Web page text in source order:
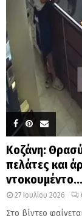
Κοζάνη:
πελάτες και
ντοκουμέντο...
27 Ιουλίου 2026
Στο βίντεο